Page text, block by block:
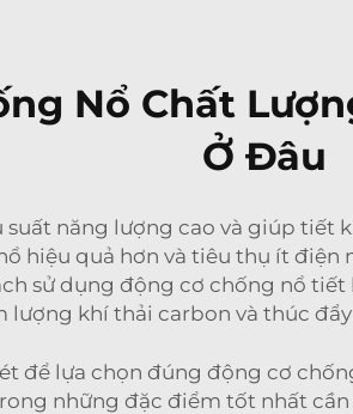
Nổ Chất
Ở Đâu
năng lượng cao và giúp
hiệu quả hơn và tiêu thụ ít
sử dụng động cơ chống nổ
lượng khí thải carbon và thúc
để lựa chọn đúng động cơ
những đặc điểm tốt nhất